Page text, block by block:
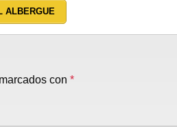
ALBERGUE
con *